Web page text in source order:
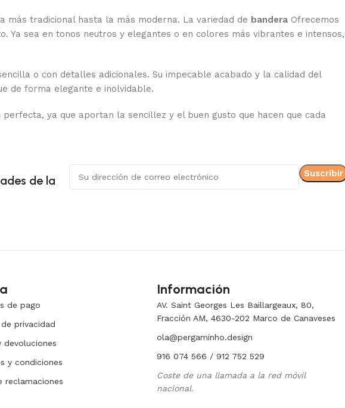
más tradicional hasta la más moderna. La variedad de bandera Ofrecemos
sea en tonos neutros y elegantes o en colores más vibrantes e intensos,
o con detalles adicionales. Su impecable acabado y la calidad del
de forma elegante e inolvidable.
perfecta, ya que aportan la sencillez y el buen gusto que hacen que cada
de la
de pago
privacidad
devoluciones
y condiciones
reclamaciones
Información
AV. Saint Georges Les Baillargeaux, 80,
Fracción AM, 4630-202 Marco de Canaveses
ola@pergaminho.design
916 074 566 / 912 752 529
Coste de una llamada a la red móvil
nacional.